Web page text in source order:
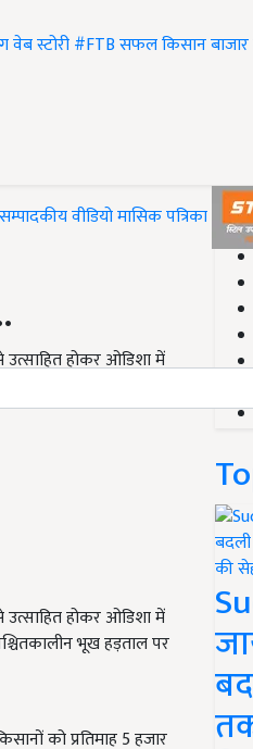
वेब स्टोरी#FTBसफल किसानबाजार
सम्पादकीयवीडियोमासिक पत्रिका
होकर ओडिशा में
होकर ओडिशा में
भूख हड़ताल पर
को प्रतिमाह 5 हजार